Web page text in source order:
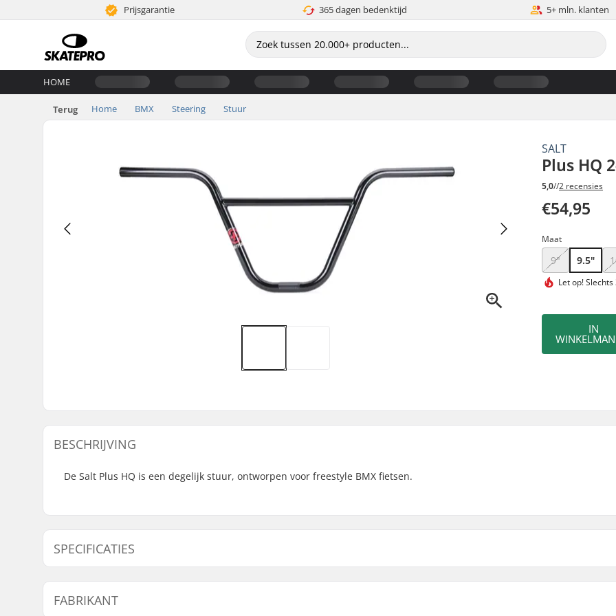
Prijsgarantie 365 dagen bedenktijd 5+ mln. klanten
HOME
Terug Home BMX Steering Stuur
SALT
Plus HQ
5,0//2 recensies
€54,95
Maat
9" 9.5"
Let op!
IN
BESCHRIJVING
De Salt Plus HQ is een degelijk stuur, ontworpen voor freestyle BMX fietsen.
SPECIFICATIES
Tubing:
Butted
Stuur hoogte:
Bar materiaal:
FABRIKANT